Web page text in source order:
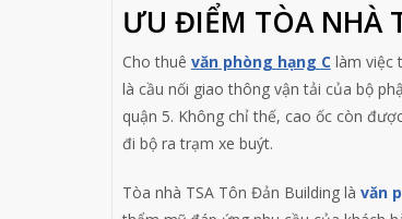
ƯU ĐIỂM TÒA NHÀ
Cho thuê văn phòng hạng Clàm việc
là cầu nối giao thông vận tải của bộ
quận 5. Không chỉ thế, cao ốc còn
đi bộ ra trạm xe buýt.
Tòa nhà TSA Tôn Đản Building là văn